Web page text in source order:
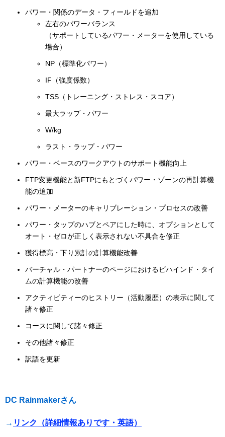
パワー・関係のデータ・フィールドを追加
左右のパワーバランス
（サポートしているパワー・メーターを使用している
場合）
NP（標準化パワー）
IF（強度係数）
TSS（トレーニング・ストレス・スコア）
最大ラップ・パワー
W/kg
ラスト・ラップ・パワー
パワー・ベースのワークアウトのサポート機能向上
FTP変更機能と新FTPにもとづくパワー・ゾーンの再計算機
能の追加
パワー・メーターのキャリブレーション・プロセスの改善
パワー・タップのハブとペアにした時に、オプションとして
オート・ゼロが正しく表示されない不具合を修正
獲得標高・下り累計の計算機能改善
バーチャル・パートナーのページにおけるビハインド・タイ
ムの計算機能の改善
アクティビティーのヒストリー（活動履歴）の表示に関して
諸々修正
コースに関して諸々修正
その他諸々修正
訳語を更新
DC Rainmakerさん
→ リンク（詳細情報ありです・英語）